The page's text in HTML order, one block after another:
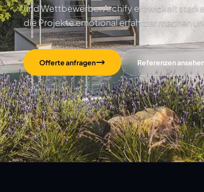
und Wettbewerbe. Archify entwickelt
die Projekte emotional erfahrbar machen
Offerte anfragen Referenzen